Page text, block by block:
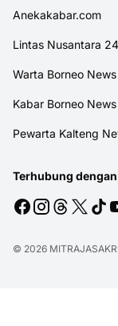
Anekakabar.com
Lintas Nusantara 24
Warta Borneo News
Kabar Borneo News
Pewarta Kalteng
Terhubung
© 2026